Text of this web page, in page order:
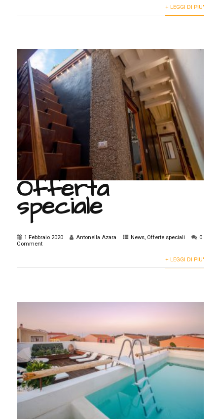
+ LEGGI DI PIU'
Offerta
speciale
1 Febbraio 2020 Antonella Azara News, Offerte speciali
0
Comment
+ LEGGI DI PIU'